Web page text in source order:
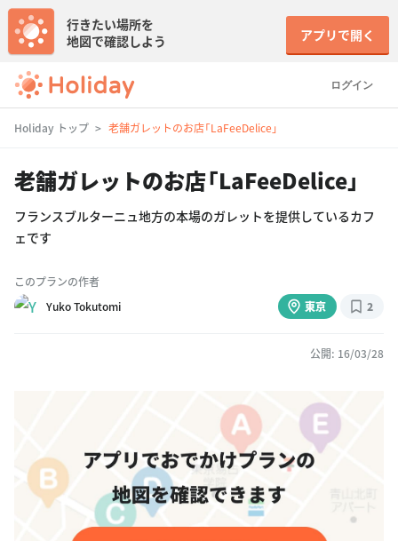
ログイン
行きたい場所を
地図で確認しよう
アプリで開く
Holiday トップ 老舗ガレットのお店「LaFeeDelice」
老舗ガレットのお店「LaFeeDelice」
フランスブルターニュ地方の本場のガレットを提供しているカフ
ェです
このプランの作者
Yuko Tokutomi
東京 2
公開: 16/03/28